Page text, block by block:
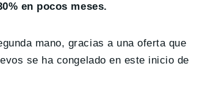
en pocos meses.
mano, gracias a una oferta que
se ha congelado en este inicio de